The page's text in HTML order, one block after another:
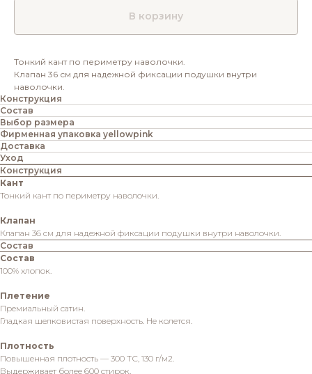
В корзину
Тонкий кант по периметру наволочки.
Клапан 36 см для надежной фиксации подушки внутри
наволочки.
Конструкция
Состав
Выбор размера
Фирменная упаковка yellowpink
Доставка
Уход
Конструкция
Кант
Тонкий кант по периметру наволочки.
Клапан
Клапан 36 см для надежной фиксации подушки внутри наволочки.
Состав
Состав
100% хлопок.
Плетение
Премиальный сатин.
Гладкая шелковистая поверхность. Не колется.
Плотность
Повышенная плотность — 300 ТС, 130 г/м2.
Выдерживает более 600 стирок.